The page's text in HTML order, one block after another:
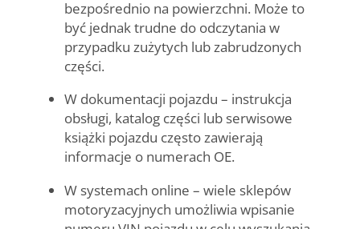
bezpośrednio na powierzchni. Może to
być jednak trudne do odczytania w
przypadku zużytych lub zabrudzonych
części.
W dokumentacji pojazdu – instrukcja
obsługi, katalog części lub serwisowe
książki pojazdu często zawierają
informacje o numerach OE.
W systemach online – wiele sklepów
motoryzacyjnych umożliwia wpisanie